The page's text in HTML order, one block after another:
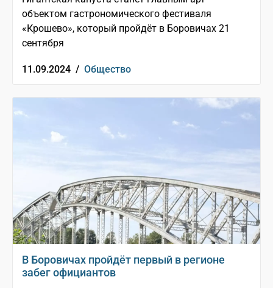
объектом гастрономического фестиваля
«Крошево», который пройдёт в Боровичах 21
сентября
11.09.2024 / Общество
В Боровичах пройдёт первый в регионе
забег официантов